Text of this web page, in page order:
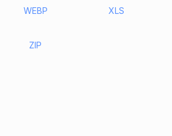
WEBP XLS
ZIP